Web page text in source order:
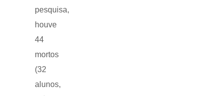
pesquisa,
houve
44
mortos
(32
alunos,